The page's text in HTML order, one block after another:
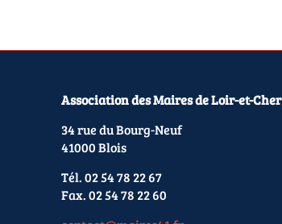
Association des Maires de Loir-et-Cher
34 rue du Bourg-Neuf
41000 Blois
Tél. 02 54 78 22 67
Fax. 02 54 78 22 60